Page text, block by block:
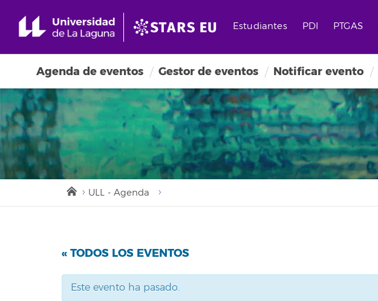
Estudiantes PDI PTGAS
Agenda de eventos Gestor de eventos Notificar evento
ULL - Agenda
« TODOS LOS EVENTOS
Este evento ha pasado.